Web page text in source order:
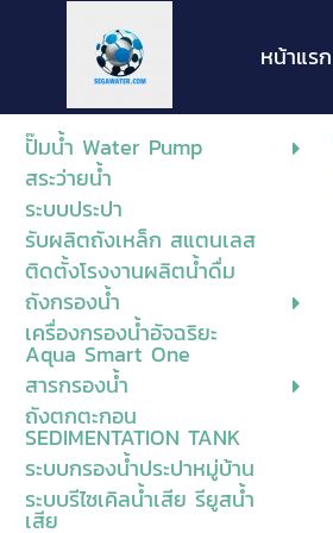
หน้าแรก
ปั๊มน้ำ Water Pump
สระว่ายน้ำ
ระบบประปา
รับผลิตถังเหล็ก สแตนเลส
ติดตั้งโรงงานผลิตน้ำดื่ม
ถังกรองน้ำ
เครื่องกรองน้ำอัจฉริยะ
Aqua Smart One
สารกรองน้ำ
ถังตกตะกอน
SEDIMENTATION TANK
ระบบกรองน้ำประปาหมู่บ้าน
ระบบรีไซเคิลน้ำเสีย รียูสน้ำ
เสีย